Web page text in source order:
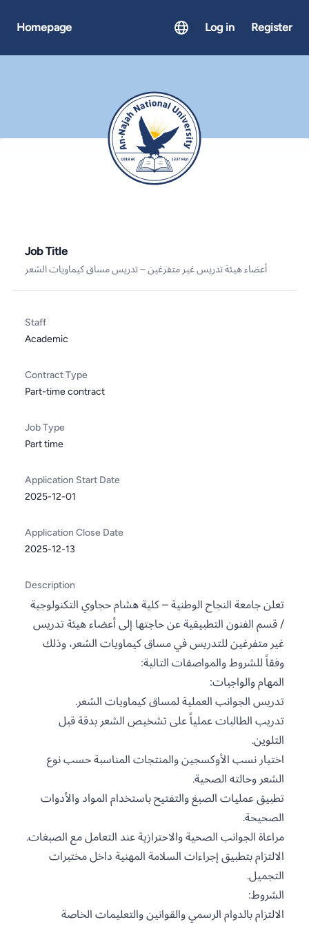
Homepage Log in Register
Job Title
أعضاء هيئة تدريس غير متفرغين – تدريس مساق كيماويات الشعر
Staff
Academic
Contract Type
Part-time contract
Job Type
Part time
Application Start Date
2025-12-01
Application Close Date
2025-12-13
Description
تعلن جامعة النجاح الوطنية – كلية هشام حجاوي التكنولوجية
/ قسم الفنون التطبيقية عن حاجتها إلى أعضاء هيئة تدريس
غير متفرغين للتدريس في مساق كيماويات الشعر، وذلك
وفقاً للشروط والمواصفات التالية:
المهام والواجبات:
تدريس الجوانب العملية لمساق كيماويات الشعر.
تدريب الطالبات عملياً على تشخيص الشعر بدقة قبل
التلوين.
اختيار نسب الأوكسجين والمنتجات المناسبة حسب نوع
الشعر وحالته الصحية.
تطبيق عمليات الصبغ والتفتيح باستخدام المواد والأدوات
الصحيحة.
مراعاة الجوانب الصحية والاحترازية عند التعامل مع الصبغات.
الالتزام بتطبيق إجراءات السلامة المهنية داخل مختبرات
التجميل.
الشروط:
الالتزام بالدوام الرسمي والقوانين والتعليمات الخاصة